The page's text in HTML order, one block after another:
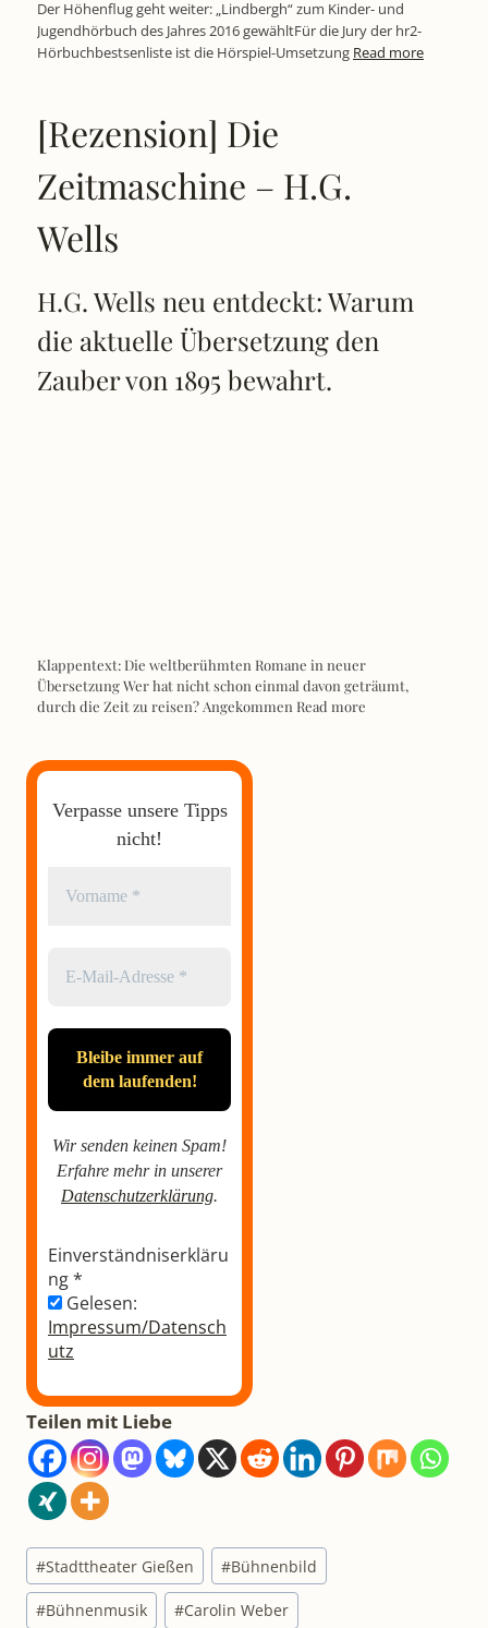
Der Höhenflug geht weiter: „Lindbergh“ zum Kinder- und
Jugendhörbuch des Jahres 2016 gewähltFür die Jury der hr2-
Hörbuchbestsenliste ist die Hörspiel-Umsetzung Read more
[Rezension] Die
Zeitmaschine – H.G.
Wells
H.G. Wells neu entdeckt: Warum
die aktuelle Übersetzung den
Zauber von 1895 bewahrt.
Klappentext: Die weltberühmten Romane in neuer
Übersetzung Wer hat nicht schon einmal davon geträumt,
durch die Zeit zu reisen? Angekommen Read more
Verpasse unsere Tipps
nicht!
Wir senden keinen Spam!
Erfahre mehr in unserer
Datenschutzerklärung
Einverständniserkläru
ng*
Gelesen:
Impressum/Datensch
utz
Teilen mit Liebe
Schlagworte:
#Stadttheater Gießen #Bühnenbild
#Bühnenmusik #Carolin Weber